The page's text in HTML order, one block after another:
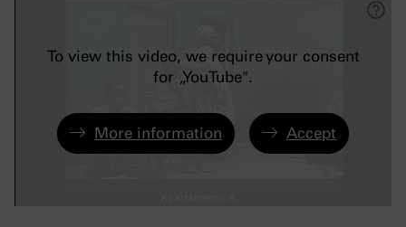
To view this video, we require your consent
for „YouTube".
More information Accept